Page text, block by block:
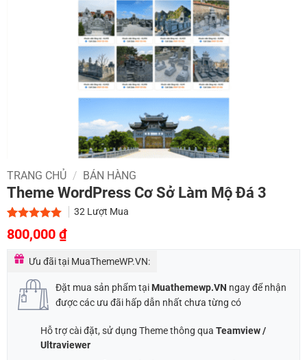
TRANG CHỦ / BÁN HÀNG
Theme WordPress Cơ Sở Làm Mộ Đá 3
5.00trên 5
dựa trên
2
32 Lượt Mua
Giá
gốc
là:
1,500,000 ₫.
800,000 ₫Giá
tại
là:
800,000 ₫.
Ưu đãi tại MuaThemeWP.VN:
Đặt mua sản phẩm tại Muathemewp.VN ngay để nhận
được các ưu đãi hấp dẫn nhất chưa từng có
Hỗ trợ cài đặt, sử dụng Theme thông qua Teamview /
Ultraviewer